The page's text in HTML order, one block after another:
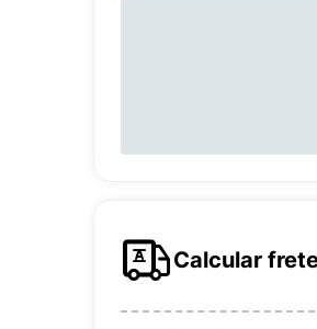
Calcular